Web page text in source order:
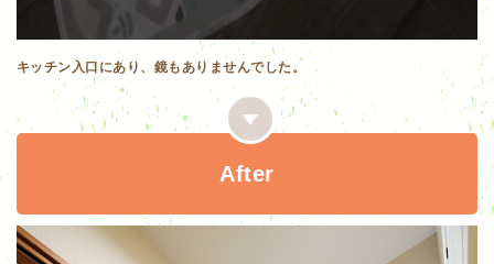
キッチン入口にあり、鏡もありませんでした。
After